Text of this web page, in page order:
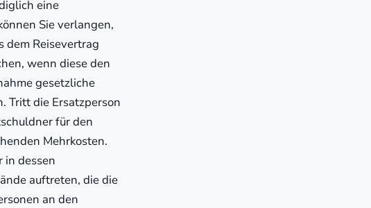
eine
Sie verlangen,
dem Reisevertrag
wenn diese den
gesetzliche
Tritt die Ersatzperson
für den
Mehrkosten.
in dessen
auftreten, die die
an den